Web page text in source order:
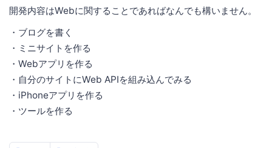
開発内容はWebに関することであればなんでも構いません。
・ブログを書く
・ミニサイトを作る
・Webアプリを作る
・自分のサイトにWeb APIを組み込んでみる
・iPhoneアプリを作る
・ツールを作る